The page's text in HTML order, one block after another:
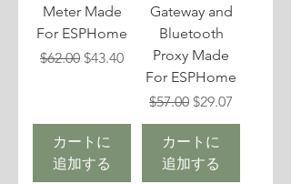
Meter Made
For ESPHome
通常価格
$62.00 セール価格
$43.40
カートに
追加する
Gateway and
Bluetooth
Proxy Made
For ESPHome
通常価格
$57.00 セール価格
$29.07
カートに
追加する